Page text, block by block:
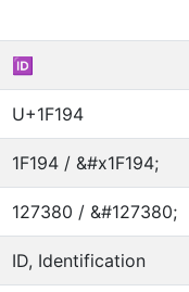
🆔
U+1F194
1F194 / &#x1F194;
127380 / &#127380;
ID, Identification